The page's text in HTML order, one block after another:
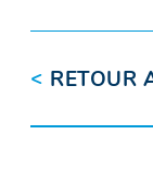
< RETOUR